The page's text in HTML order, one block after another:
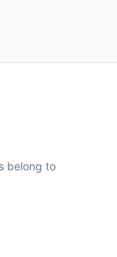
belong to